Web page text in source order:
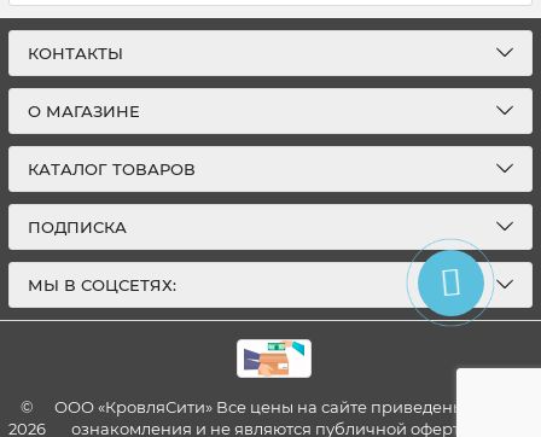
КОНТАКТЫ
О МАГАЗИНЕ
КАТАЛОГ ТОВАРОВ
ПОДПИСКА
МЫ В СОЦСЕТЯХ:
©
2026
ООО «КровляСити» Все цены на сайте приведены для
ознакомления и не являются публичной офертой